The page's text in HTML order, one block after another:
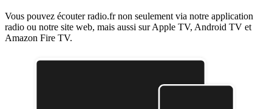
Vous pouvez écouter radio.fr non seulement via notre application
radio ou notre site web, mais aussi sur Apple TV, Android TV et
Amazon Fire TV.